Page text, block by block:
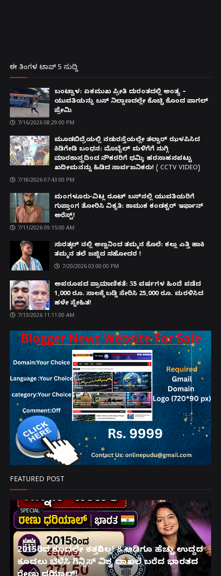
ಈ ತಿಂಗಳ ಟಾಪ್ 5 ಸುದ್ದಿ
ಬಂಟ್ವಾಳ: ಏಕಮುಖ ಪ್ರೀತಿ ದುರಂತದಲ್ಲಿ ಅಂತ್ಯ –
ಯುವತಿಯನ್ನು ಬಸ್ ನಿಲ್ದಾಣದಲ್ಲೇ ಕೊಚ್ಚಿ ಕೊಂದ ಪಾಗಲ್
ಪ್ರೇಮಿ
7/16/2026 08:29:00 PM
ಮೂಡಬಿದ್ರೆಯಲ್ಲಿ ನಡುರಸ್ತೆಯಲ್ಲೇ ತಲ್ವಾರ್ ಝಳಪಿಸಿದ
ಕಿಡಿಗೇಡಿ ಬಂಧನ: ಮೊಬೈಲ್ ಮಳಿಗೆಗೆ ನುಗ್ಗಿ
ಮಾರಕಾಸ್ತ್ರದಿಂದ ನೌಕರರಿಗೆ ಧಮ್ಕಿ; ಹರಸಾಹಸಪಟ್ಟು
ಖದೀಮನನ್ನು ಹಿಡಿದ ಸಾರ್ವಜನಿಕರು! ( CCTV VIDEO)
7/18/2026 07:43:00 PM
ಮಂಗಳೂರು-ವಿಟ್ಲ ರೂಟ್ ಬಸ್‌ನಲ್ಲಿ ಯುವತಿಯರಿಗೆ
ಗುಪ್ತಾಂಗ ತೋರಿಸಿ ವಿಕೃತಿ: ಕಾಮುಕ ಕಂಡಕ್ಟರ್ ಇರ್ಫಾನ್
ಅರೆಸ್ಟ್!
7/11/2026 09:15:00 AM
ಸುರತ್ಕಲ್ ನಲ್ಲಿ ಅಣ್ಣನಿಂದ ತಮ್ಮನ ಕೊಲೆ: ಕಲ್ಲು ಎತ್ತಿ ಹಾಕಿ
ತಮ್ಮನ ತಲೆ ಜಜ್ಜಿದ ಸಹೋದರ !
7/20/2026 03:00:00 PM
ಅಪರೂಪದ ಪ್ರಾಮಾಣಿಕತೆ: 35 ವರ್ಷಗಳ ಹಿಂದೆ ಪಡೆದ
1,000 ರೂ. ಸಾಲಕ್ಕೆ ಬಡ್ಡಿ ಸೇರಿಸಿ 25,000 ರೂ. ಮರಳಿಸಿದ
ಹಳೇ ಸ್ನೇಹಿತ!
7/13/2026 11:11:00 AM
FEATURED POST
SPECIAL
2015ರಿಂದ ಕೂದಲೇ ಕತ್ತರಿಸಿಲ್ಲ! 8 ಅಡಿಗೂ ಹೆಚ್ಚು ಉದ್ದದ
ಕೂದಲು ಬೆಳೆಸಿ ಗಿನ್ನಿಸ್ ವಿಶ್ವ ದಾಖಲೆ ಬರೆದ ಭಾರತದ